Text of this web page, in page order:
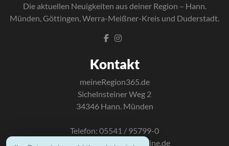
Die aktuellen Neuigkeiten aus deiner Region – Hann.
Münden, Göttingen, Werra-Meißner-Kreis und Duderstadt.
Kontakt
meineRegion365.de
Sichelnsteiner Weg 2
34346 Hann. Münden
Telefon: 05541 / 95799-0
info@mundus-online.de